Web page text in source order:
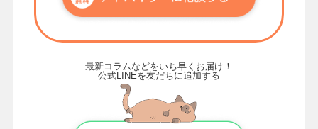
最新コラムなどをいち早くお届け！
公式LINEを友だちに追加する